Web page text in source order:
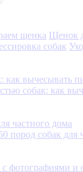
щенка Щенок
собак
собак: как
пород собак для